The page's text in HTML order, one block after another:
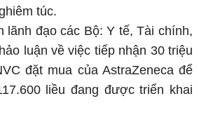
túc.
lãnh đạo các Bộ: Y tế, Tài chính,
luận về việc tiếp nhận 30 triệu
đặt mua của AstraZeneca để
liều đang được triển khai